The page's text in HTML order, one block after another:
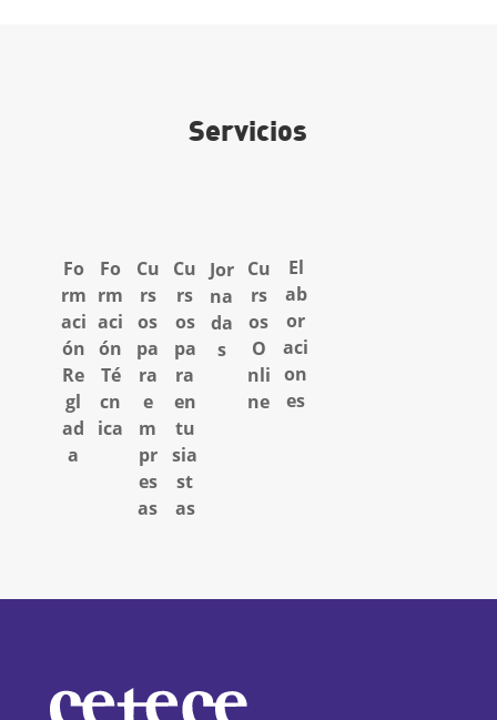
Servicios
Fo
rm
aci
ón
Re
gl
ad
a
Fo
rm
aci
ón
Té
cn
ica
Cu
rs
os
pa
ra
e
m
pr
es
as
Cu
rs
os
pa
ra
en
tu
sia
st
as
Jor
na
da
s
Cu
rs
os
O
nli
ne
El
ab
or
aci
on
es